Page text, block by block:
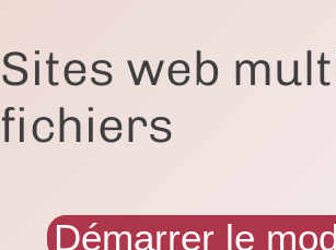
Sites web
fichiers
Démarrer le